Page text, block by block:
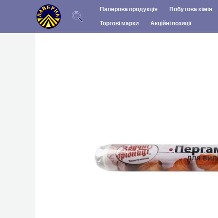
вмісту
Паперова продукція Побутова хімія
Торгові марки
Акційні позиції